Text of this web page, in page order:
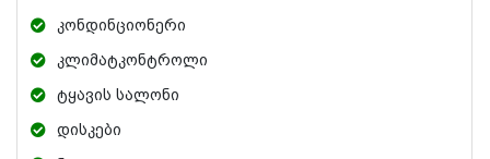
კონდინციონერი
კლიმატკონტროლი
ტყავის სალონი
დისკები